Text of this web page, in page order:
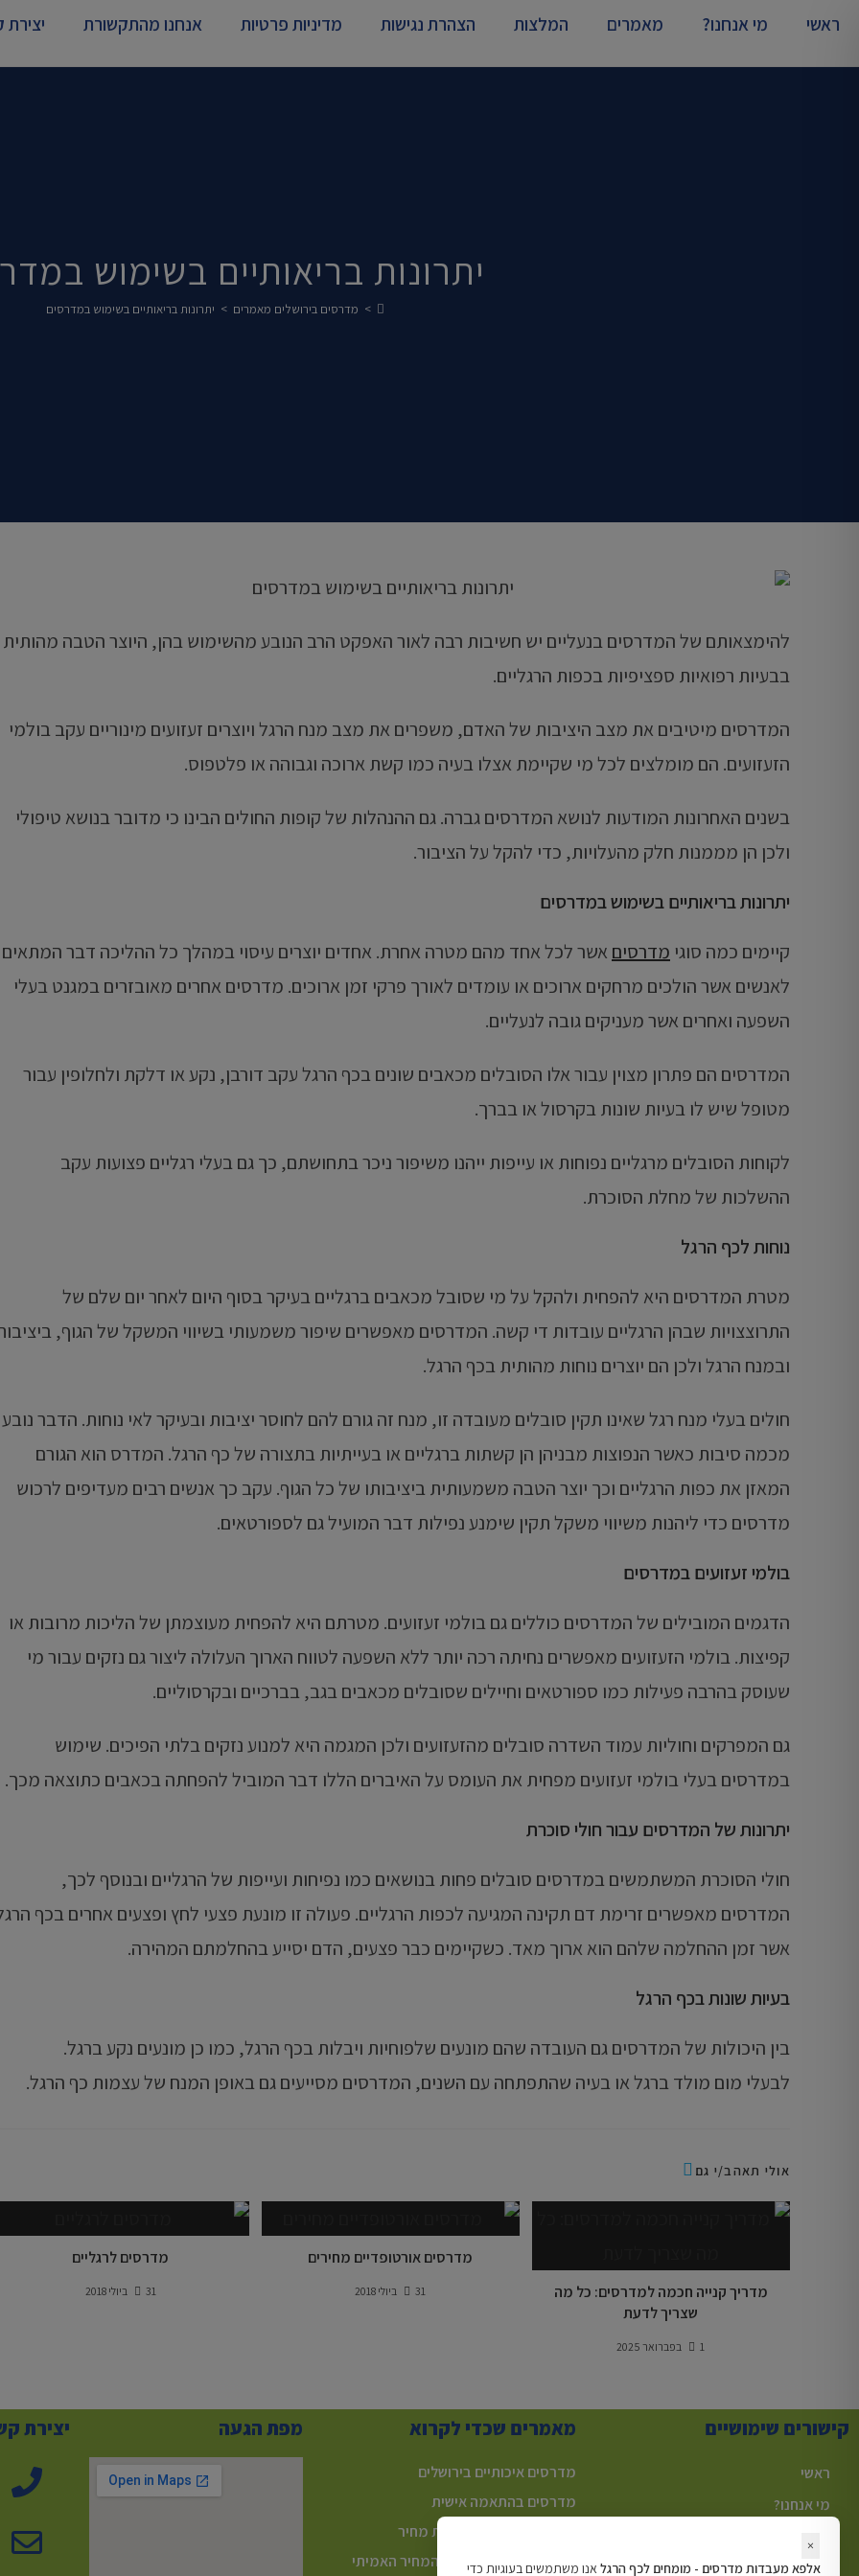
ראשי מי אנחנו? מאמרים המלצות הצהרת נגישות מדיניות פרטיות אנחנו מהתקשורת
יתרונות בריאותיים בשימוש
> מדרסים בירושלים מאמרים > יתרונות בריאותיים בשימוש במדרסים
להימצאותם של המדרסים בנעליים יש חשיבות רבה לאור האפקט הרב הנובע מהשימוש בהן, היוצר הטבה מהותית
בבעיות רפואיות ספציפיות בכפות הרגליים.
המדרסים מיטיבים את מצב היציבות של האדם, משפרים את מצב מנח הרגל ויוצרים זעזועים מינוריים עקב בולמי
הזעזועים. הם מומלצים לכל מי שקיימת אצלו בעיה כמו קשת ארוכה וגבוהה או פלטפוס.
בשנים האחרונות המודעות לנושא המדרסים גברה. גם ההנהלות של קופות החולים הבינו כי מדובר בנושא טיפולי
ולכן הן מממנות חלק מהעלויות, כדי להקל על הציבור.
יתרונות בריאותיים בשימוש במדרסים
קיימים כמה סוגי מדרסים אשר לכל אחד מהם מטרה אחרת. אחדים יוצרים עיסוי במהלך כל ההליכה דבר המתאים
לאנשים אשר הולכים מרחקים ארוכים או עומדים לאורך פרקי זמן ארוכים. מדרסים אחרים מאובזרים במגנט בעלי
השפעה ואחרים אשר מעניקים גובה לנעליים.
המדרסים הם פתרון מצוין עבור אלו הסובלים מכאבים שונים בכף הרגל עקב דורבן, נקע או דלקת ולחלופין עבור
מטופל שיש לו בעיות שונות בקרסול או בברך.
לקוחות הסובלים מרגליים נפוחות או עייפות ייהנו משיפור ניכר בתחושתם, כך גם בעלי רגליים פצועות עקב
ההשלכות של מחלת הסוכרת.
נוחות לכף הרגל
מטרת המדרסים היא להפחית ולהקל על מי שסובל מכאבים ברגליים בעיקר בסוף היום לאחר יום שלם של
התרוצצויות שבהן הרגליים עובדות די קשה. המדרסים מאפשרים שיפור משמעותי בשיווי המשקל של הגוף,
ובמנח הרגל ולכן הם יוצרים נוחות מהותית בכף הרגל.
חולים בעלי מנח רגל שאינו תקין סובלים מעובדה זו, מנח זה גורם להם לחוסר יציבות ובעיקר לאי נוחות. הדבר נובע
מכמה סיבות כאשר הנפוצות מבניהן הן קשתות ברגליים או בעייתיות בתצורה של כף הרגל. המדרס הוא הגורם
המאזן את כפות הרגליים וכך יוצר הטבה משמעותית ביציבותו של כל הגוף. עקב כך אנשים רבים מעדיפים לרכוש
מדרסים כדי ליהנות משיווי משקל תקין שימנע נפילות דבר המועיל גם לספורטאים.
בולמי זעזועים במדרסים
הדגמים המובילים של המדרסים כוללים גם בולמי זעזועים. מטרתם היא להפחית מעוצמתן של הליכות מרובות או
קפיצות. בולמי הזעזועים מאפשרים נחיתה רכה יותר ללא השפעה לטווח הארוך העלולה ליצור גם נזקים עבור מי
שעוסק בהרבה פעילות כמו ספורטאים וחיילים שסובלים מכאבים בגב, בברכיים ובקרסוליים.
גם המפרקים וחוליות עמוד השדרה סובלים מהזעזועים ולכן המגמה היא למנוע נזקים בלתי הפיכים. שימוש
במדרסים בעלי בולמי זעזועים מפחית את העומס על האיברים הללו דבר המוביל להפחתה בכאבים כתוצאה מכך.
יתרונות של המדרסים עבור חולי סוכרת
חולי הסוכרת המשתמשים במדרסים סובלים פחות בנושאים כמו נפיחות ועייפות של הרגליים ובנוסף לכך,
המדרסים מאפשרים זרימת דם תקינה המגיעה לכפות הרגליים. פעולה זו מונעת פצעי לחץ ופצעים אחרים בכף
אשר זמן ההחלמה שלהם הוא ארוך מאד. כשקיימים כבר פצעים, הדם יסייע בהחלמתם המהירה.
בעיות שונות בכף הרגל
בין היכולות של המדרסים גם העובדה שהם מונעים שלפוחיות ויבלות בכף הרגל, כמו כן מונעים נקע ברגל.
לבעלי מום מולד ברגל או בעיה שהתפתחה עם השנים, המדרסים מסייעים גם באופן המנח של עצמות כף הרגל.
אולי תאהב/י גם
מדרסים לרגליים
31 ביולי 2018
מדרסים אורטופדיים מחירים
31 ביולי 2018
מדריך קנייה חכמה למדרסים: כל מה
שצריך לדעת
1 בפברואר 2025
קישורים שימושיים
ראשי
מי אנחנו?
המלצות
מאמרים שכדי לקרוא
מדרסים איכותיים בירושלים
מדרסים בהתאמה אישית
מדרסים בהתאמה אישית מחיר
מדרסים בזול – מה הוא המחיר האמיתי
מפת הגעה יצירת
×
אלפא מעבדות מדרסים - מומחים לכף הרגל אנו משתמשים בעוגיות כדי